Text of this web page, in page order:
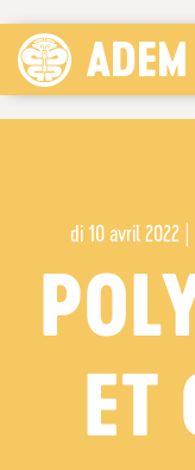
ADEM
di 10 avril 2022 |
ET